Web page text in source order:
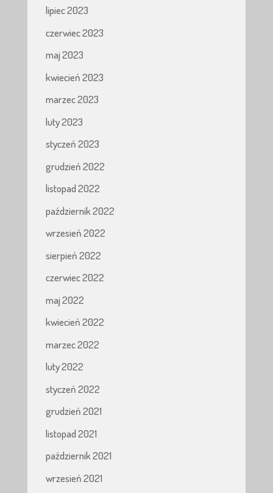
lipiec 2023
czerwiec 2023
maj 2023
kwiecień 2023
marzec 2023
luty 2023
styczeń 2023
grudzień 2022
listopad 2022
październik 2022
wrzesień 2022
sierpień 2022
czerwiec 2022
maj 2022
kwiecień 2022
marzec 2022
luty 2022
styczeń 2022
grudzień 2021
listopad 2021
październik 2021
wrzesień 2021